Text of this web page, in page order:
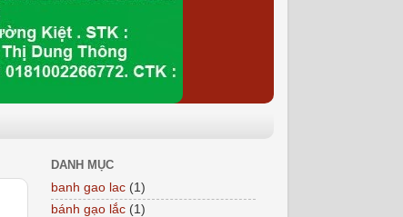
DANH MỤC
banh gao lac (1)
bánh gạo lắc (1)